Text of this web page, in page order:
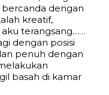
dengan
kreatif,
terangsang……
dengan posisi
penuh dengan
basah di kamar